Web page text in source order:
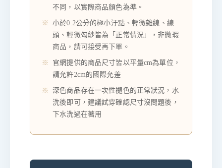
不同，以實際商品顏色為準。
小於0.2公分的極小汙點、輕微雜線、線
頭、輕微勾紗皆為「正常情況」，非微瑕
商品，請可接受再下單。
官網提供的商品尺寸皆以平量cm為單位，
請允許2cm的國際允差
深色商品存在一次性褪色的正常狀況，水
洗後即可，建議試穿確認尺寸沒問題後，
下水洗過在著用